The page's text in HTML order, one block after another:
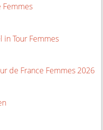
Femmes
Tour Femmes
de France Femmes 2026